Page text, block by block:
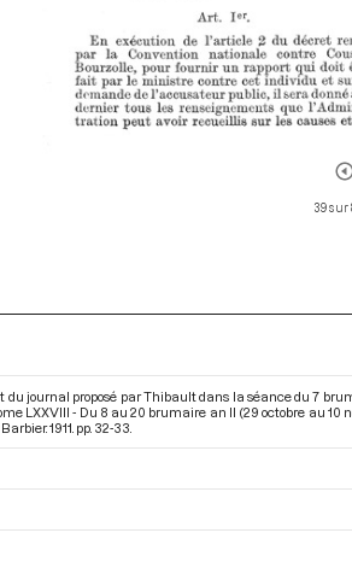
39 sur
du journal proposé par Thibault dans la séance du 7
LXXVIII - Du 8 au 20 brumaire an II (29 octobre au 10
1911. pp. 32-33.